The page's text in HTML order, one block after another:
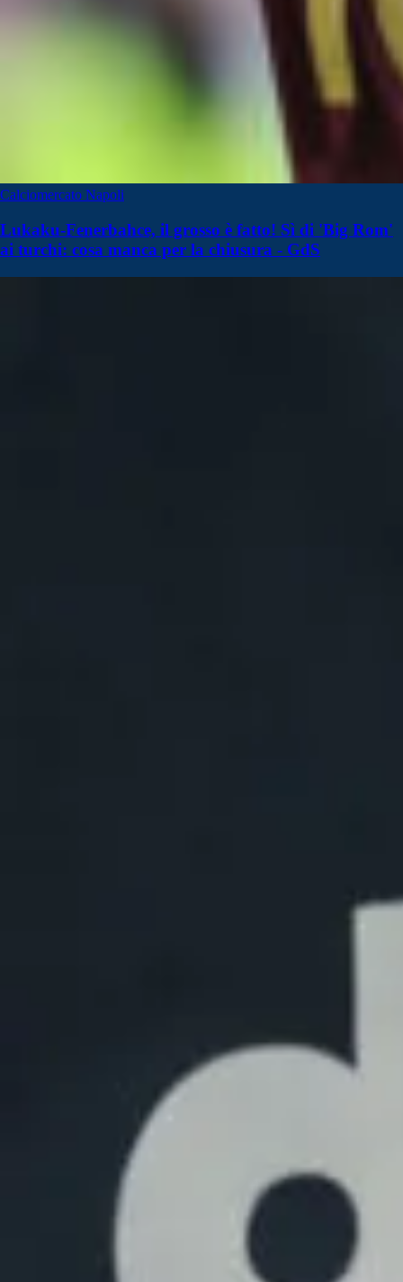
Calciomercato Napoli
Lukaku-Fenerbahce, il grosso è fatto! Sì di 'Big Rom'
ai turchi: cosa manca per la chiusura - GdS